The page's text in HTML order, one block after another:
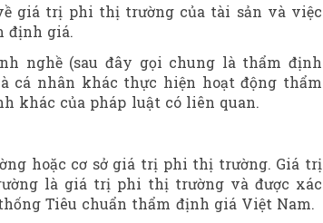
giá trị phi thị trường của tài sản và việc
định giá.
nghề (sau đây gọi chung là thẩm định
cá nhân khác thực hiện hoạt động thẩm
khác của pháp luật có liên quan.
hoặc cơ sở giá trị phi thị trường. Giá trị
là giá trị phi thị trường và được xác
Tiêu chuẩn thẩm định giá Việt Nam.